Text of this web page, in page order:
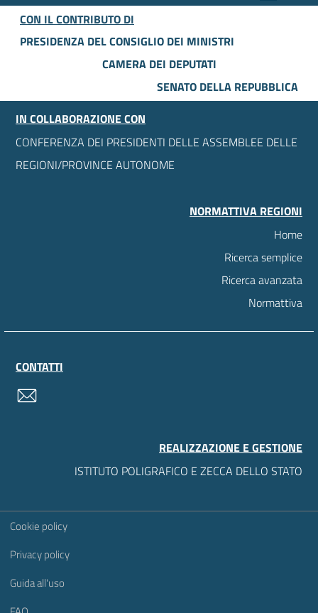
CON IL CONTRIBUTO DI
PRESIDENZA DEL CONSIGLIO DEI MINISTRI
CAMERA DEI DEPUTATI
SENATO DELLA REPUBBLICA
IN COLLABORAZIONE CON
CONFERENZA DEI PRESIDENTI DELLE ASSEMBLEE DELLE
REGIONI/PROVINCE AUTONOME
NORMATTIVA REGIONI
Home
Ricerca semplice
Ricerca avanzata
Normattiva
CONTATTI
REALIZZAZIONE E GESTIONE
ISTITUTO POLIGRAFICO E ZECCA DELLO STATO
Sezione Link Utili
Cookie policy
Privacy policy
Guida all'uso